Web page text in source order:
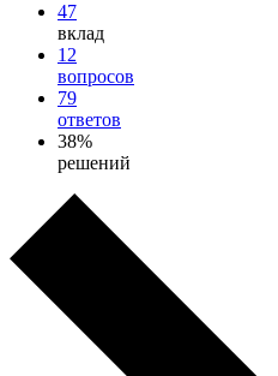
47
вклад
12
вопросов
79
ответов
38%
решений